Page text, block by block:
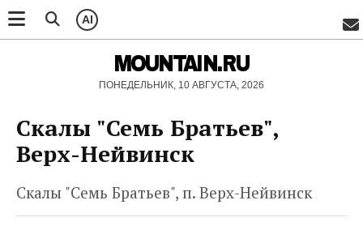
AI
MOUNTAIN.RU
ПОНЕДЕЛЬНИК, 10 АВГУСТА, 2026
Скалы "Семь Братьев",
Верх-Нейвинск
Скалы "Семь Братьев", п. Верх-Нейвинск